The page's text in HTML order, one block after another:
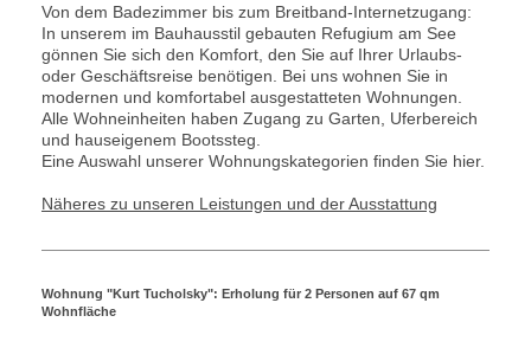
Von dem Badezimmer bis zum Breitband-Internetzugang:
In unserem im Bauhausstil gebauten Refugium am See
gönnen Sie sich den Komfort, den Sie auf Ihrer Urlaubs-
oder Geschäftsreise benötigen. Bei uns wohnen Sie in
modernen und komfortabel ausgestatteten Wohnungen.
Alle Wohneinheiten haben Zugang zu Garten, Uferbereich
und hauseigenem Bootssteg.
Eine Auswahl unserer Wohnungskategorien finden Sie hier.
Näheres zu unseren Leistungen und der Ausstattung
Wohnung "Kurt Tucholsky": Erholung für 2 Personen auf 67 qm
Wohnfläche